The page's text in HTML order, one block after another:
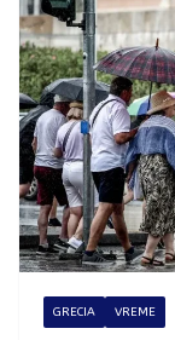
GRECIA VREME